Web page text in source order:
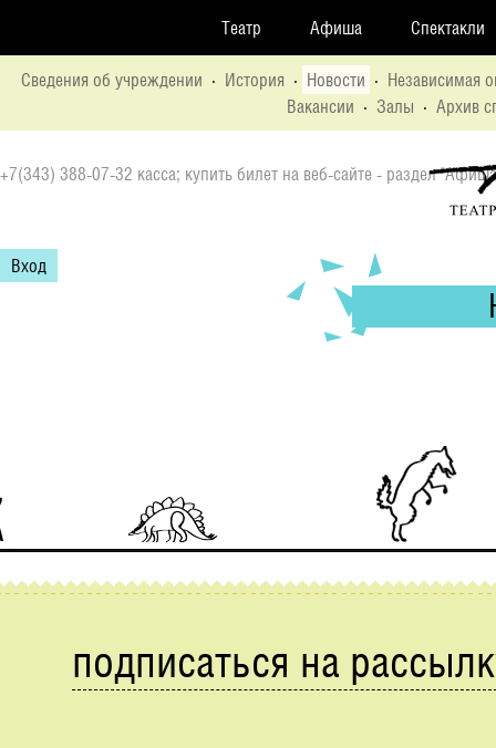
подписаться на
Театр Афиша Спектакли
Сведения об учреждении · История · Новости · Независимая
Вакансии · Залы · Архив
+7(343) 388-07-32 касса; купить билет на веб-сайте - раздел
Вход